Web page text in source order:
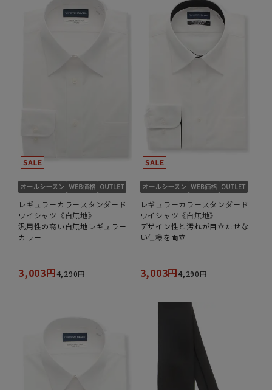
レギュラーカラースタンダード
ワイシャツ《白無地》
汎用性の高い白無地レギュラー
カラー
3,003円4,290円
レギュラーカラースタンダード
ワイシャツ《白無地》
デザイン性と汚れが目立たせな
い仕様を両立
3,003円4,290円